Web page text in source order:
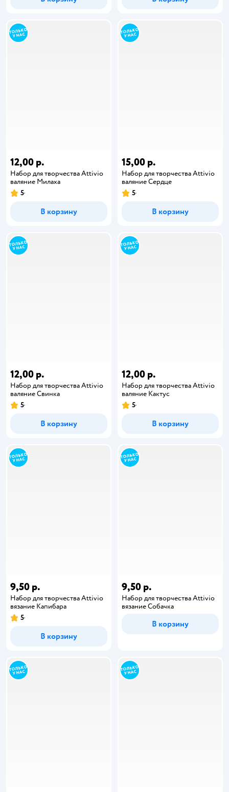
12,00 р.
Набор для творчества Attivio
валяние Милаха
5
В корзину
15,00 р.
Набор для творчества Attivio
валяние Сердце
5
В корзину
12,00 р.
Набор для творчества Attivio
валяние Свинка
5
В корзину
12,00 р.
Набор для творчества Attivio
валяние Кактус
5
В корзину
9,50 р.
Набор для творчества Attivio
вязание Капибара
5
В корзину
9,50 р.
Набор для творчества Attivio
вязание Собачка
В корзину